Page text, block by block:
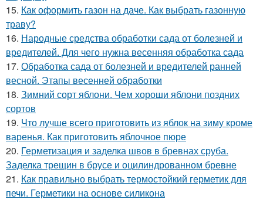
15. Как оформить газон на даче. Как выбрать газонную
траву?
16. Народные средства обработки сада от болезней и
вредителей. Для чего нужна весенняя обработка сада
17. Обработка сада от болезней и вредителей ранней
весной. Этапы весенней обработки
18. Зимний сорт яблони. Чем хороши яблони поздних
сортов
19. Что лучше всего приготовить из яблок на зиму кроме
варенья. Как приготовить яблочное пюре
20. Герметизация и заделка швов в бревнах сруба.
Заделка трещин в брусе и оцилиндрованном бревне
21. Как правильно выбрать термостойкий герметик для
печи. Герметики на основе силикона